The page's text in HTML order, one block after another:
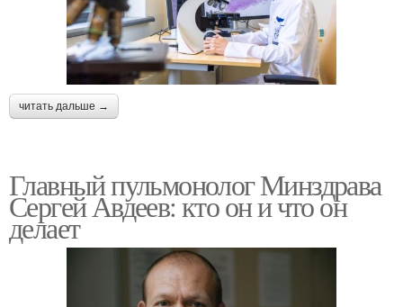
читать дальше →
Главный пульмонолог Минздрава
Сергей Авдеев: кто он и что он
делает